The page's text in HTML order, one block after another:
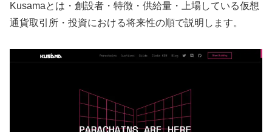
Kusamaとは・創設者・特徴・供給量・上場している仮想
通貨取引所・投資における将来性の順で説明します。